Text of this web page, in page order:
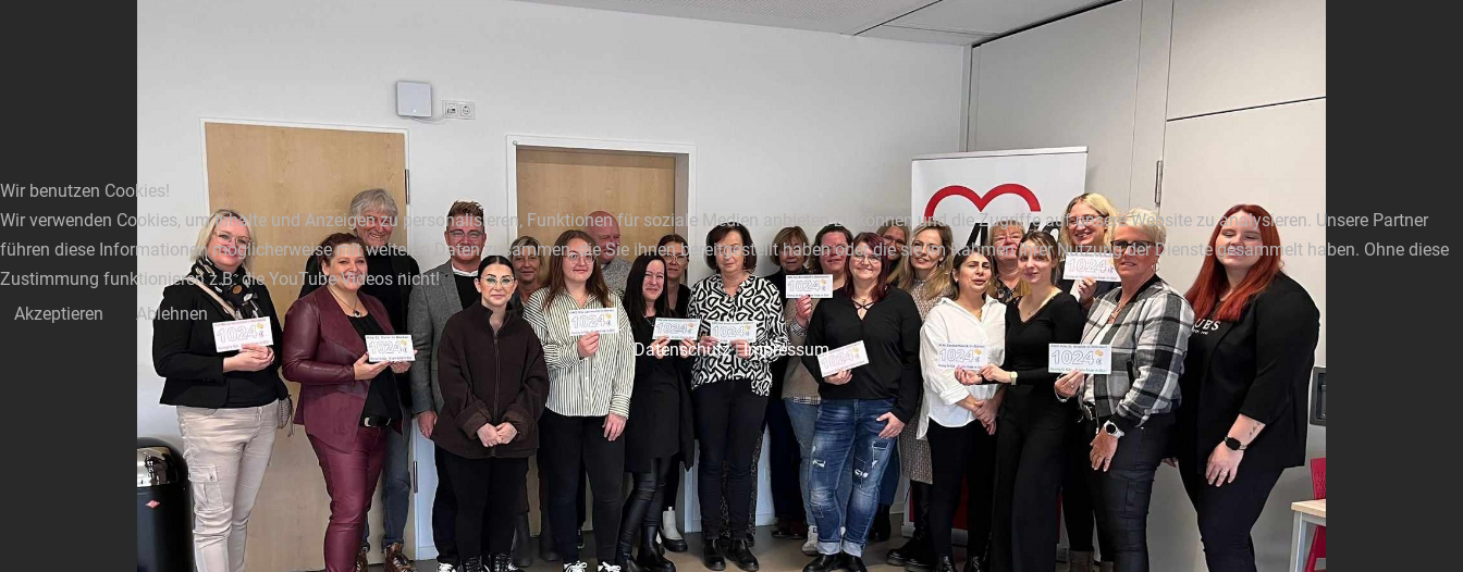
Wir benutzen Cookies!
Wir verwenden Cookies, um Inhalte und Anzeigen zu personalisieren, Funktionen für soziale Medien anbieten zu können und die Zugriffe auf unsere Website zu analysieren. Unsere Partner
führen diese Informationen möglicherweise mit weiteren Daten zusammen, die Sie ihnen bereitgestellt haben oder die sie im Rahmen Ihrer Nutzung der Dienste gesammelt haben. Ohne diese
Zustimmung funktionieren z.B. die YouTube-Videos nicht!
Akzeptieren
Ablehnen
Datenschutz|Impressum